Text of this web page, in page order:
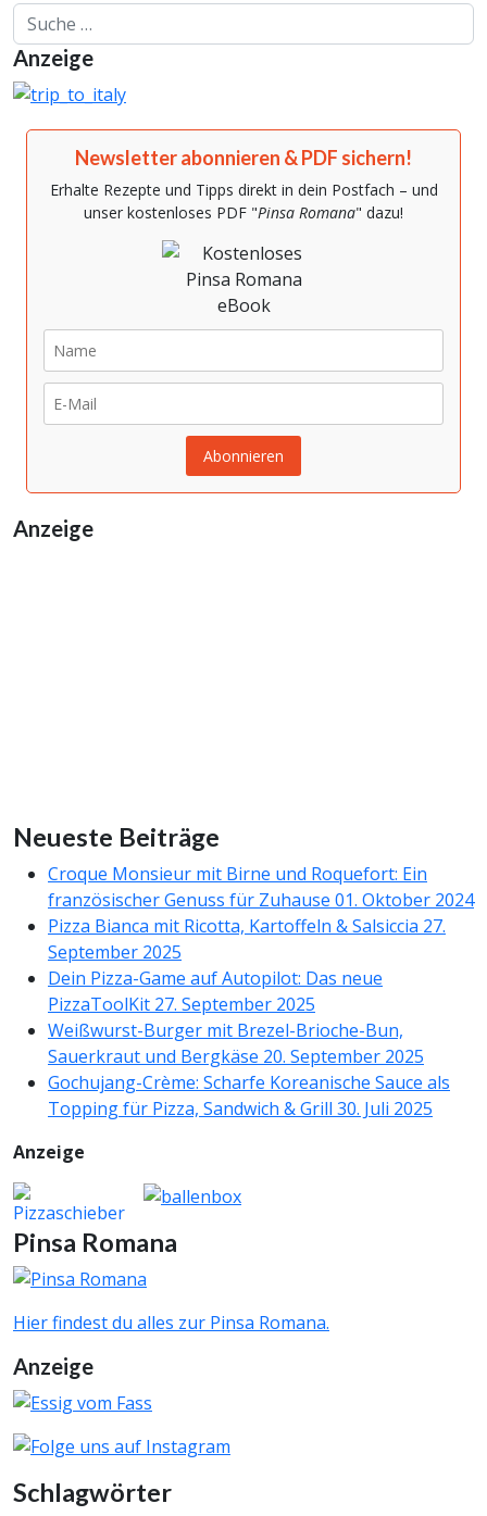
Suchen
Anzeige
Newsletter abonnieren & PDF sichern!
Erhalte Rezepte und Tipps direkt in dein Postfach – und
unser kostenloses PDF "Pinsa Romana" dazu!
Anzeige
Neueste Beiträge
Croque Monsieur mit Birne und Roquefort: Ein
französischer Genuss für Zuhause 01. Oktober 2024
Pizza Bianca mit Ricotta, Kartoffeln & Salsiccia 27.
September 2025
Dein Pizza-Game auf Autopilot: Das neue
PizzaToolKit 27. September 2025
Weißwurst-Burger mit Brezel-Brioche-Bun,
Sauerkraut und Bergkäse 20. September 2025
Gochujang-Crème: Scharfe Koreanische Sauce als
Topping für Pizza, Sandwich & Grill 30. Juli 2025
Anzeige
Pinsa Romana
Hier findest du alles zur Pinsa Romana.
Anzeige
Schlagwörter